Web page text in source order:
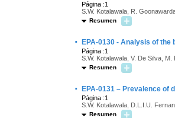
Página :1
S.W. Kotalawala, R.
Resumen
· EPA-0130 - Analysis of
Página :1
S.W. Kotalawala, V. De Silva,
Resumen
· EPA-0131 – Prevalence
Página :1
S.W. Kotalawala, D.L.I.U.
Resumen